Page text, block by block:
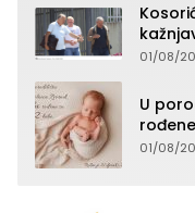
01/08/
U
01/08/